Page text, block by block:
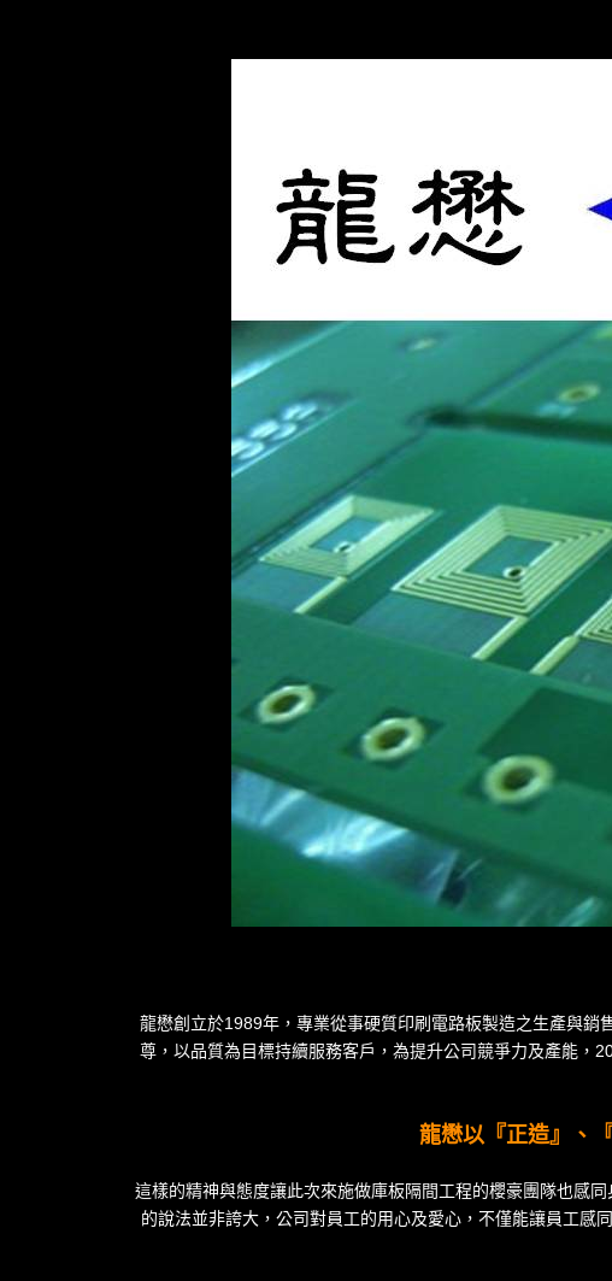
龍懋創立於1989年，專業從事硬質印刷電路板製造之生產與
尊，以品質為目標持續服務客戶，為提升公司競爭力及產能，
龍懋以『正造』、
這樣的精神與態度讓此次來施做庫板隔間工程的櫻豪團隊也感
的說法並非誇大，公司對員工的用心及愛心，不僅能讓員工感